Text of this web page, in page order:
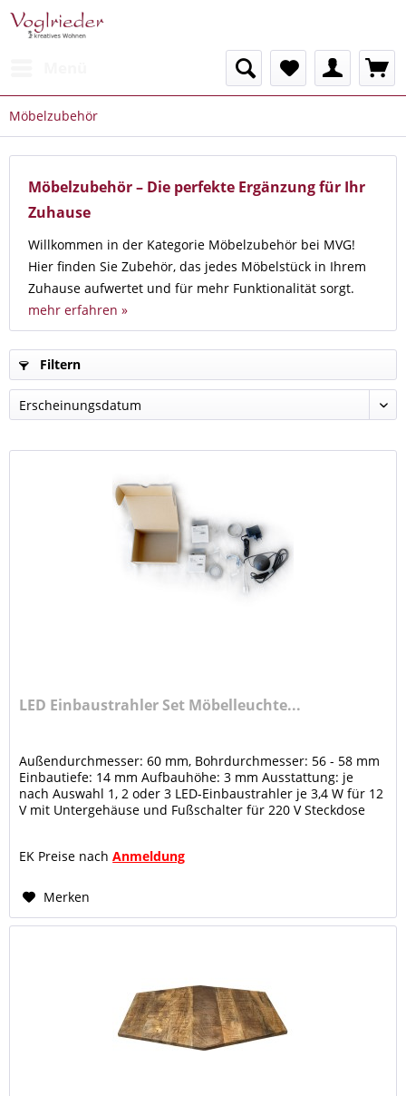
Möbelzubehör
Möbelzubehör – Die perfekte Ergänzung für Ihr
Zuhause
Willkommen in der Kategorie Möbelzubehör bei MVG!
Hier finden Sie Zubehör, das jedes Möbelstück in Ihrem
Zuhause aufwertet und für mehr Funktionalität sorgt.
mehr erfahren »
Filtern
LED Einbaustrahler Set Möbelleuchte...
Außendurchmesser: 60 mm, Bohrdurchmesser: 56 - 58 mm
Einbautiefe: 14 mm Aufbauhöhe: 3 mm Ausstattung: je
nach Auswahl 1, 2 oder 3 LED-Einbaustrahler je 3,4 W für 12
V mit Untergehäuse und Fußschalter für 220 V Steckdose
EK Preise nachAnmeldung
Merken